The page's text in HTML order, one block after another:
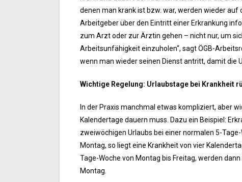
denen man krank ist bzw. war, werden wieder
Arbeitgeber über den Eintritt einer Erkrankung
zum Arzt oder zur Ärztin gehen – nicht nur, um
Arbeitsunfähigkeit einzuholen“, sagt ÖGB-
wenn man wieder seinen Dienst antritt, damit die
Wichtige Regelung: Urlaubstage bei Krankheit
In der Praxis manchmal etwas kompliziert, aber
Kalendertage dauern muss. Dazu ein Beispiel:
zweiwöchigen Urlaubs bei einer normalen 5-
Montag, so liegt eine Krankheit von vier
Tage-Woche von Montag bis Freitag, werden
Montag.